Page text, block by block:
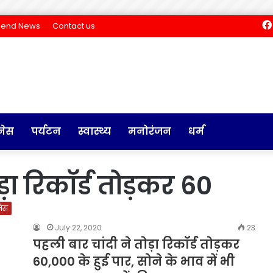
News Contact us
पर्यटन स्वास्थ्य मनोरंजन धर्म
रिकॉर्ड तोड़कर 60
July 22, 2020
23
पहली बार चांदी ने तोड़ा रिकॉर्ड तोड़कर
60,000 के हुई पार, सोने के भाव में भी